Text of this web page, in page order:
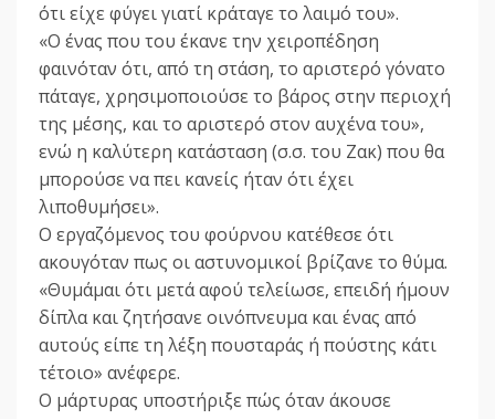
ότι είχε φύγει γιατί κράταγε το λαιμό του».
«Ο ένας που του έκανε την χειροπέδηση
φαινόταν ότι, από τη στάση, το αριστερό γόνατο
πάταγε, χρησιμοποιούσε το βάρος στην περιοχή
της μέσης, και το αριστερό στον αυχένα του»,
ενώ η καλύτερη κατάσταση (σ.σ. του Ζακ) που θα
μπορούσε να πει κανείς ήταν ότι έχει
λιποθυμήσει».
Ο εργαζόμενος του φούρνου κατέθεσε ότι
ακουγόταν πως οι αστυνομικοί βρίζανε το θύμα.
«Θυμάμαι ότι μετά αφού τελείωσε, επειδή ήμουν
δίπλα και ζητήσανε οινόπνευμα και ένας από
αυτούς είπε τη λέξη πουσταράς ή πούστης κάτι
τέτοιο» ανέφερε.
Ο μάρτυρας υποστήριξε πώς όταν άκουσε